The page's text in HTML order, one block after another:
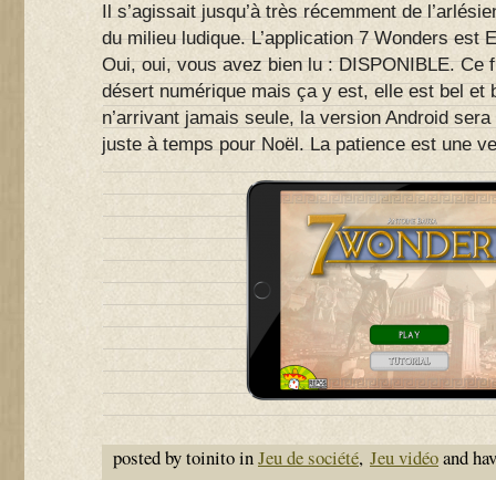
Il s’agissait jusqu’à très récemment de
du milieu ludique. L’application 7 Wonders est
Oui, oui, vous avez bien lu : DISPONIBLE. Ce
désert numérique mais ça y est, elle est bel et
n’arrivant jamais seule, la version Android
juste à temps pour Noël. La patience est une
posted by toinito inJeu de société, Jeu vidéoand